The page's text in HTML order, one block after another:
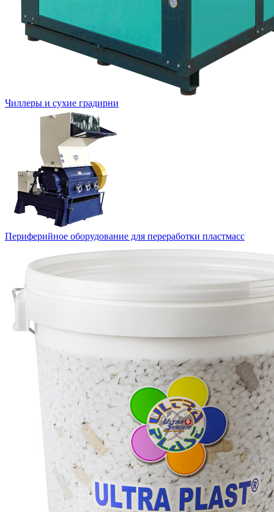
Чиллеры и сухие градирни
Периферийное оборудование для переработки пластмасс